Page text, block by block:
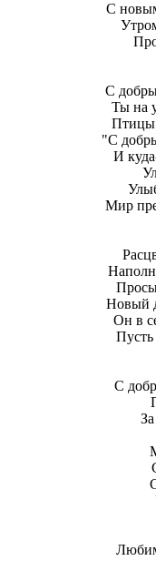
С
С
Ты на
Птицы
"С
И
Мир
Новый
Он в
Пусть
С